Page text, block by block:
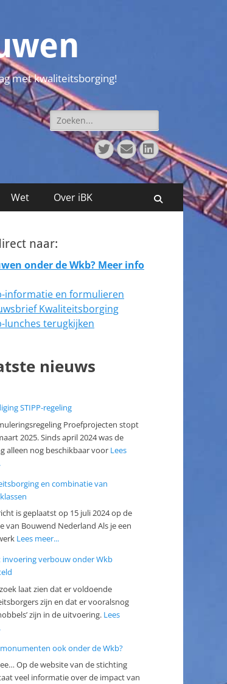
met kwaliteitsborging!
Zoeken
naar:
Twitter
E-
mail
LinkedIn
Wet Over iBK Zoeken
naar:
onder de Wkb? Meer info
informatie en formulieren
Kwaliteitsborging
lunches terugkijken
nieuws
STIPP-regeling
Proefprojecten stopt
2025. Sinds april 2024 was de
alleen nog beschikbaar voor Lees
en combinatie van
is geplaatst op 15 juli 2024 op de
van Bouwend Nederland Als je een
Lees meer...
invoering verbouw onder Wkb
laat zien dat er voldoende
zijn en dat er vooralsnog
zijn in de uitvoering. Lees
ook onder de Wkb?
Op de website van de stichting
veel informatie over de impact van